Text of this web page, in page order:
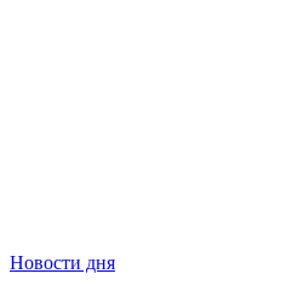
Новости дня